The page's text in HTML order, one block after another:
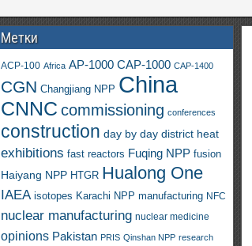
Метки
ACP-100 Africa AP-1000 CAP-1000 CAP-1400
CGN Changjiang NPP China
CNNC commissioning conferences
construction day by day district heat
exhibitions fast reactors Fuqing NPP fusion
Haiyang NPP HTGR Hualong One
IAEA isotopes Karachi NPP manufacturing NFC
nuclear manufacturing nuclear medicine
opinions Pakistan PRIS Qinshan NPP research